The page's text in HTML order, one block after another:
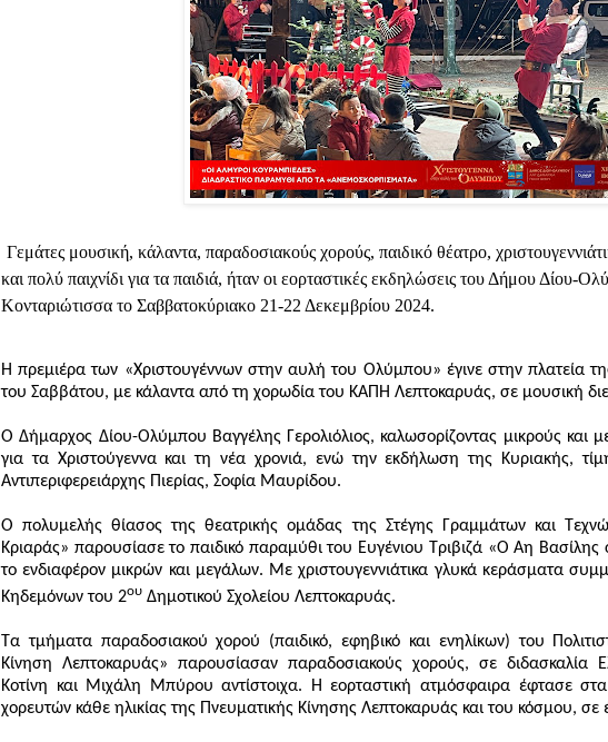
Γεμάτες μουσική, κάλαντα, παραδοσιακούς χορούς, παιδικό θέατρο,
και πολύ παιχνίδι για τα παιδιά, ήταν οι εορταστικές εκδηλώσεις του Δήμου Δίου-
Κονταριώτισσα το Σαββατοκύριακο 21-22 Δεκεμβρίου 2024.
Η πρεμιέρα των «Χριστουγέννων στην αυλή του Ολύμπου» έγινε στην πλατεία
του Σαββάτου, με κάλαντα από τη χορωδία του ΚΑΠΗ Λεπτοκαρυάς, σε μουσική
Ο Δήμαρχος Δίου-Ολύμπου Βαγγέλης Γερολιόλιος, καλωσορίζοντας μικρούς και
για τα Χριστούγεννα και τη νέα χρονιά, ενώ την εκδήλωση της Κυριακής,
Αντιπεριφερειάρχης Πιερίας, Σοφία Μαυρίδου.
Ο πολυμελής θίασος της θεατρικής ομάδας της Στέγης Γραμμάτων και
Κριαράς» παρουσίασε το παιδικό παραμύθι του Ευγένιου Τριβιζά «Ο Άη
το ενδιαφέρον μικρών και μεγάλων. Με χριστουγεννιάτικα γλυκά κεράσματα
Κηδεμόνων του 2ου Δημοτικού Σχολείου Λεπτοκαρυάς.
Τα τμήματα παραδοσιακού χορού (παιδικό, εφηβικό και ενηλίκων) του
Κίνηση Λεπτοκαρυάς» παρουσίασαν παραδοσιακούς χορούς, σε διδασκαλία
Κοτίνη και Μιχάλη Μπύρου αντίστοιχα. Η εορταστική ατμόσφαιρα έφτασε
χορευτών κάθε ηλικίας της Πνευματικής Κίνησης Λεπτοκαρυάς και του κόσμου, σε